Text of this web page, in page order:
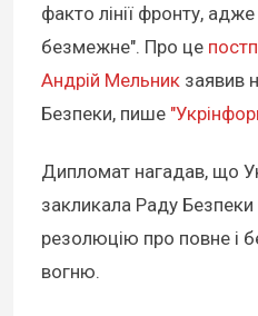
факто лінії фронту, адже
безмежне". Про це
Андрій Мельник заявив
Безпеки, пише
Дипломат нагадав, що
закликала Раду
резолюцію про повне і
вогню.